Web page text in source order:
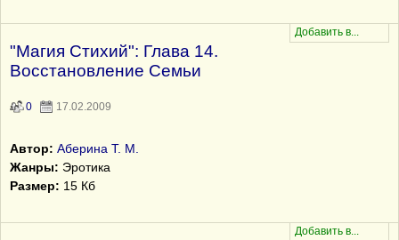
"Магия Стихий": Глава 14.
Восстановление Семьи
0 17.02.2009
Автор: Аберина Т. М.
Жанры: Эротика
Размер: 15 Кб